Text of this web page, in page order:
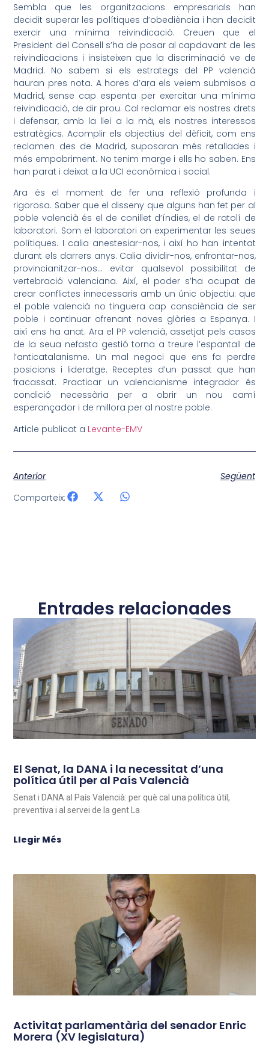
Sembla que les organitzacions empresarials han
decidit superar les polítiques d’obediència i han decidit
exercir una mínima reivindicació. Creuen que el
President del Consell s’ha de posar al capdavant de les
reivindicacions i insisteixen que la discriminació ve de
Madrid. No sabem si els estrategs del PP valencià
hauran pres nota. A hores d’ara els veiem submisos a
Madrid, sense cap espenta per exercitar una mínima
reivindicació, de dir prou. Cal reclamar els nostres drets
i defensar, amb la llei a la mà, els nostres interessos
estratègics.Acomplir els objectius del dèficit, com ens
reclamen des de Madrid, suposaran més retallades i
més empobriment. No tenim marge i ells ho saben. Ens
han parat i deixat a la UCI econòmica i social.
Ara és el moment de fer una reflexió profunda i
rigorosa. Saber que el disseny que alguns han fet per al
poble valencià és el de conillet d’índies, el de ratolí de
laboratori. Som el laboratori on experimentar les seues
polítiques. I calia anestesiar-nos, i així ho han intentat
durant els darrers anys. Calia dividir-nos, enfrontar-nos,
provincianitzar-nos… evitar qualsevol possibilitat de
vertebració valenciana. Així, el poder s’ha ocupat de
crear conflictes innecessaris amb un únic objectiu: que
el poble valencià no tinguera cap consciència de ser
poble i continuar ofrenant noves glòries a Espanya. I
així ens ha anat. Ara el PP valencià, assetjat pels casos
de la seua nefasta gestió torna a treure l’espantall de
l’anticatalanisme. Un mal negoci que ens fa perdre
posicions i lideratge. Receptes d’un passat que han
fracassat. Practicar un valencianisme integrador és
condició necessària per a obrir un nou camí
esperançador i de millora per al nostre poble.
Article publicat a Levante-EMV
Anterior
Següent
Comparteix:
Entrades relacionades
El Senat, la DANA i la necessitat d’una
política útil per al País Valencià
Senat i DANA al País Valencià: per què cal una política útil,
preventiva i al servei de la gent La
Llegir Més
Activitat parlamentària del senador Enric
Morera (XV legislatura)